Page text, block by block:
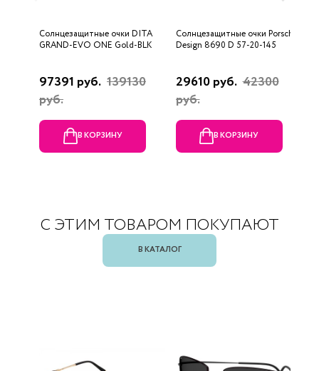
Солнцезащитные очки DITA
GRAND-EVO ONE Gold-BLK
97391 руб. 139130
руб.
В КОРЗИНУ
Солнцезащитные очки Porsche
Design 8690 D 57-20-145
29610 руб. 42300
руб.
В КОРЗИНУ
С ЭТИМ ТОВАРОМ ПОКУПАЮТ
В КАТАЛОГ